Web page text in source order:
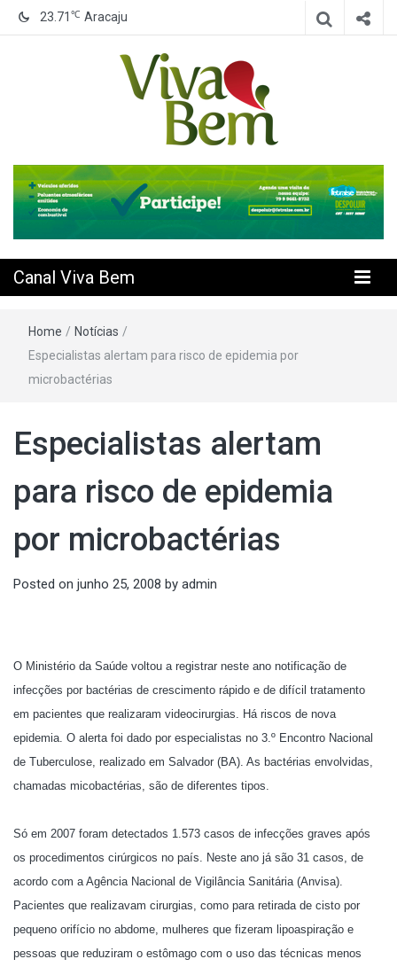
23.71 ℃ Aracaju
Canal Viva
Bem
Canal Viva Bem
Home / Notícias /
Especialistas alertam para risco de epidemia por
microbactérias
Especialistas alertam
para risco de epidemia
por microbactérias
Posted on junho 25, 2008 by admin
O Ministério da Saúde voltou a registrar neste ano notificação de
infecções por bactérias de crescimento rápido e de difícil tratamento
em pacientes que realizaram videocirurgias. Há riscos de nova
epidemia. O alerta foi dado por especialistas no 3.º Encontro Nacional
de Tuberculose, realizado em Salvador (BA). As bactérias envolvidas,
chamadas micobactérias, são de diferentes tipos.
Só em 2007 foram detectados 1.573 casos de infecções graves após
os procedimentos cirúrgicos no país. Neste ano já são 31 casos, de
acordo com a Agência Nacional de Vigilância Sanitária (Anvisa).
Pacientes que realizavam cirurgias, como para retirada de cisto por
pequeno orifício no abdome, mulheres que fizeram lipoaspiração e
pessoas que reduziram o estômago com o uso das técnicas menos